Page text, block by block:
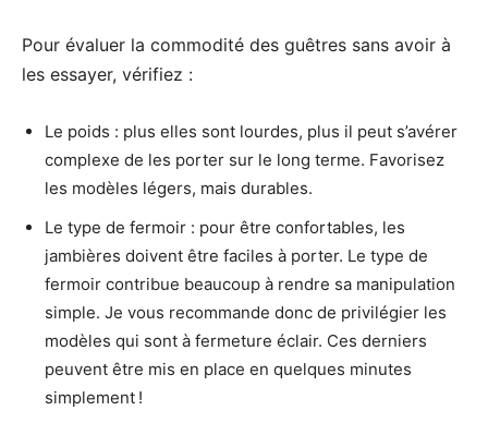
Pour évaluer la commodité des guêtres sans avoir à
les essayer, vérifiez :
Le poids : plus elles sont lourdes, plus il peut s’avérer
complexe de les porter sur le long terme. Favorisez
les modèles légers, mais durables.
Le type de fermoir : pour être confortables, les
jambières doivent être faciles à porter. Le type de
fermoir contribue beaucoup à rendre sa manipulation
simple. Je vous recommande donc de privilégier les
modèles qui sont à fermeture éclair. Ces derniers
peuvent être mis en place en quelques minutes
simplement !